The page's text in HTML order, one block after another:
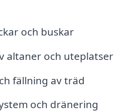
och buskar
altaner och uteplatser
fällning av träd
och dränering